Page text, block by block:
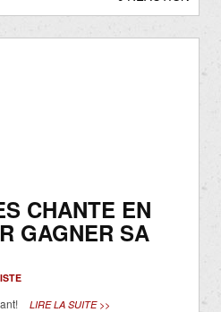
CHANTE EN
GAGNER SA
LIRE LA SUITE >>